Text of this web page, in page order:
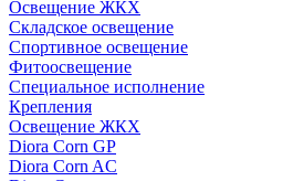
Освещение ЖКХ
Складское освещение
Спортивное освещение
Фитоосвещение
Специальное исполнение
Крепления
Освещение ЖКХ
Diora Corn GP
Diora Corn AC